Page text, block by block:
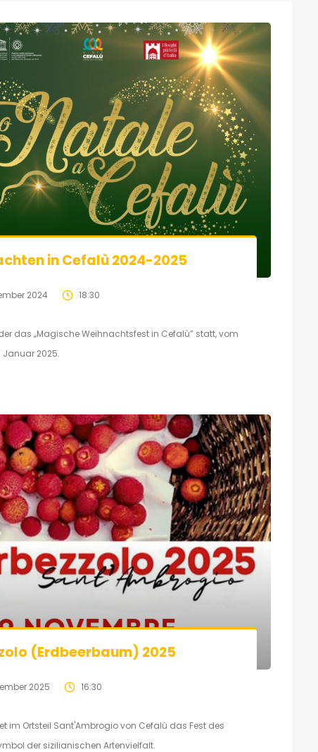
in Cefalù 2024-2025
2024 18:30
das „Magische Weihnachtsfest in Cefalù” statt, vom
Januar 2025.
(Erdbeerbaum) 2025
2025 16:30
im Ortsteil Sant'Ambrogio von Cefalù das Fest des
der sizilianischen Artenvielfalt.